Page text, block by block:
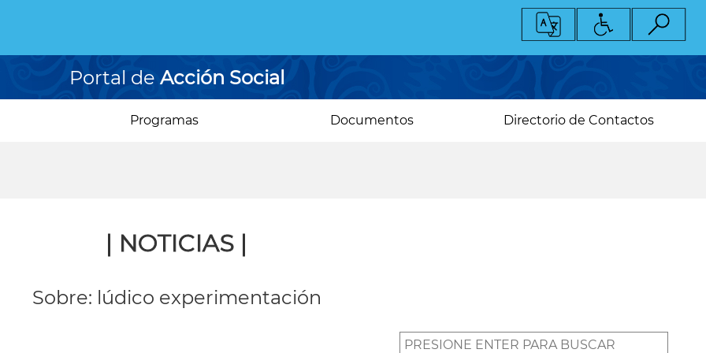
Portal de Acción Social
Programas Documentos Directorio de Contactos
| NOTICIAS |
Sobre: lúdico experimentación